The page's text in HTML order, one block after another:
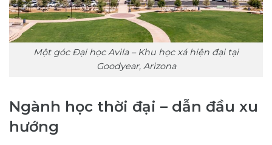
Một góc Đại học Avila – Khu học xá hiện đại tại
Goodyear, Arizona
Ngành học thời đại – dẫn đầu xu
hướng